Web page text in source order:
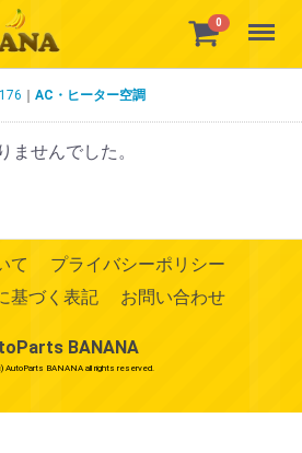
0 Menu
AC・ヒーター空調
ませんでした。
て
プライバシーポリシー
基づく表記
お問い合わせ
BANANA
AutoParts BANANA all rights reserved.